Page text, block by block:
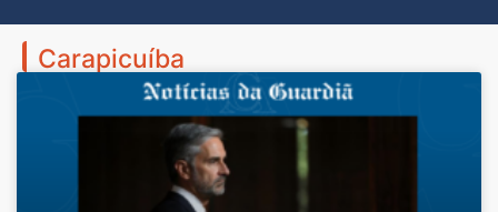
Carapicuíba